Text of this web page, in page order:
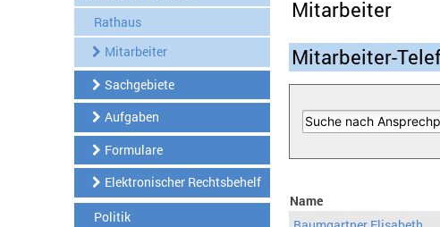
Rathaus
Mitarbeiter
Sachgebiete
Aufgaben
Formulare
Elektronischer Rechtsbehelf
Politik
Mitarbeiter
Mitarbeiter-
Name